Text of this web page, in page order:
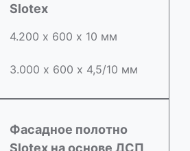
Slotex
4.200 х 600 х 10 мм
3.000 х 600 х 4,5/10 мм
Фасадное полотно
Slotex на основе ДСП